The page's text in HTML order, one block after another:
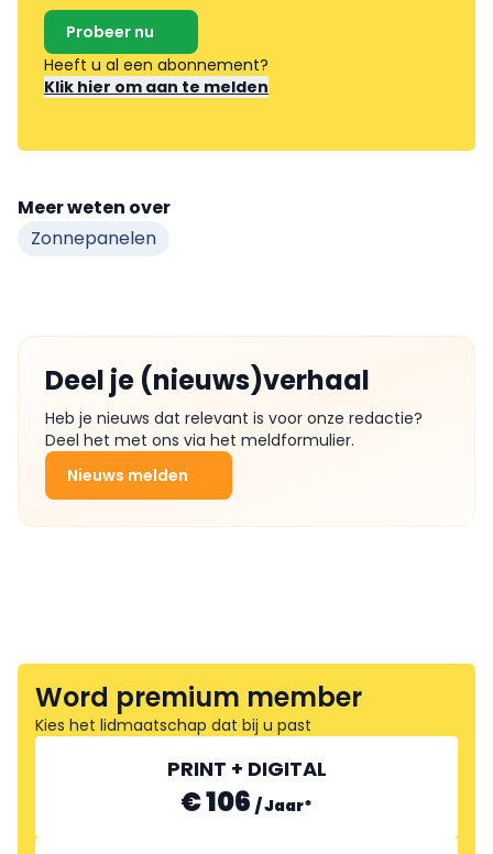
Probeer nu
Heeft u al een abonnement?
Klik hier om aan te melden
Meer weten over
Zonnepanelen
Deel je (nieuws)verhaal
Heb je nieuws dat relevant is voor onze redactie?
Deel het met ons via het meldformulier.
Nieuws melden
Word premium member
Kies het lidmaatschap dat bij u past
PRINT + DIGITAL
€ 106 /Jaar*